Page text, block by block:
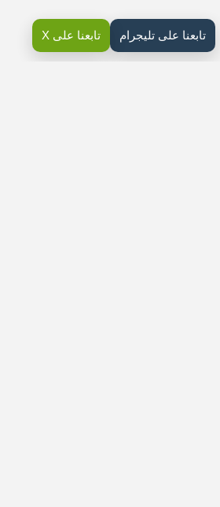
تابعنا على تليجرام تابعنا على X